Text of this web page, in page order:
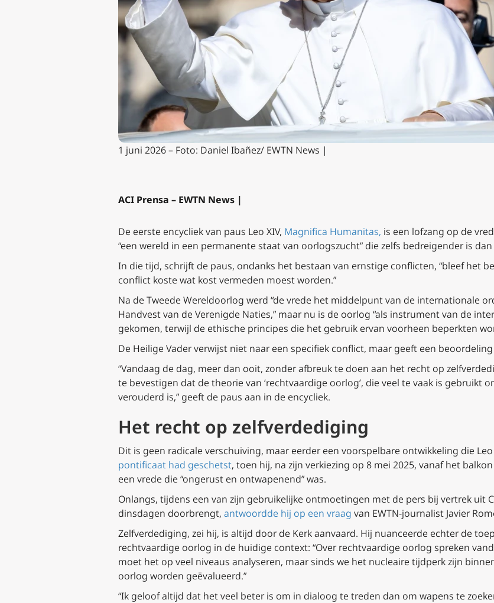
1 juni 2026 – Foto: Daniel Ibañez/ EWTN News |
ACI Prensa – EWTN News |
De eerste encycliek van paus Leo XIV, Magnifica Humanitas, is een lofzang op de
“een wereld in een permanente staat van oorlogszucht” die zelfs bedreigender is
In die tijd, schrijft de paus, ondanks het bestaan van ernstige conflicten, “bleef het
conflict koste wat kost vermeden moest worden.”
Na de Tweede Wereldoorlog werd “de vrede het middelpunt van de internationale
Handvest van de Verenigde Naties,” maar nu is de oorlog “als instrument van de
gekomen, terwijl de ethische principes die het gebruik ervan voorheen beperkten
De Heilige Vader verwijst niet naar een specifiek conflict, maar geeft een
“Vandaag de dag, meer dan ooit, zonder afbreuk te doen aan het recht op
te bevestigen dat de theorie van ‘rechtvaardige oorlog’, die veel te vaak is gebruikt
verouderd is,” geeft de paus aan in de encycliek.
Het recht op zelfverdediging
Dit is geen radicale verschuiving, maar eerder een voorspelbare ontwikkeling die Leo
pontificaat had geschetst, toen hij, na zijn verkiezing op 8 mei 2025, vanaf het
een vrede die “ongerust en ontwapenend” was.
Onlangs, tijdens een van zijn gebruikelijke ontmoetingen met de pers bij vertrek uit
dinsdagen doorbrengt, antwoordde hij op een vraag van EWTN-journalist Javier
Zelfverdediging, zei hij, is altijd door de Kerk aanvaard. Hij nuanceerde echter de
rechtvaardige oorlog in de huidige context: “Over rechtvaardige oorlog spreken
moet het op veel niveaus analyseren, maar sinds we het nucleaire tijdperk zijn
oorlog worden geëvalueerd.”
“Ik geloof altijd dat het veel beter is om in dialoog te treden dan om wapens te